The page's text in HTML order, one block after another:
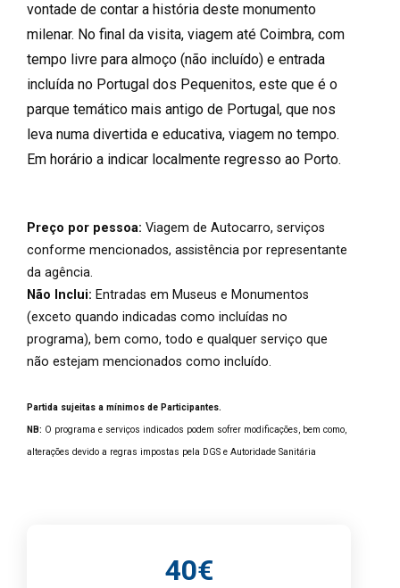
vontade de contar a história deste monumento
milenar. No final da visita, viagem até Coimbra, com
tempo livre para almoço (não incluído) e entrada
incluída no Portugal dos Pequenitos, este que é o
parque temático mais antigo de Portugal, que nos
leva numa divertida e educativa, viagem no tempo.
Em horário a indicar localmente regresso ao Porto.
Preço por pessoa: Viagem de Autocarro, serviços
conforme mencionados, assistência por representante
da agência.
Não Inclui: Entradas em Museus e Monumentos
(exceto quando indicadas como incluídas no
programa), bem como, todo e qualquer serviço que
não estejam mencionados como incluído.
Partida sujeitas a mínimos de Participantes.
NB: O programa e serviços indicados podem sofrer modificações, bem como,
alterações devido a regras impostas pela DGS e Autoridade Sanitária
40€